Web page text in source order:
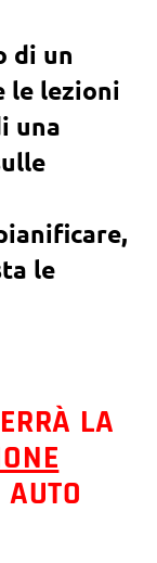
di un
le lezioni
una
le
LA